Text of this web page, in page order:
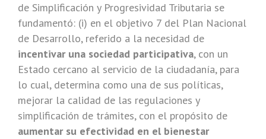
de Simplificación y Progresividad Tributaria se
fundamentó: (i) en el objetivo 7 del Plan Nacional
de Desarrollo, referido a la necesidad de
incentivar una sociedad participativa, con un
Estado cercano al servicio de la ciudadanía, para
lo cual, determina como una de sus políticas,
mejorar la calidad de las regulaciones y
simplificación de trámites, con el propósito de
aumentar su efectividad en el bienestar